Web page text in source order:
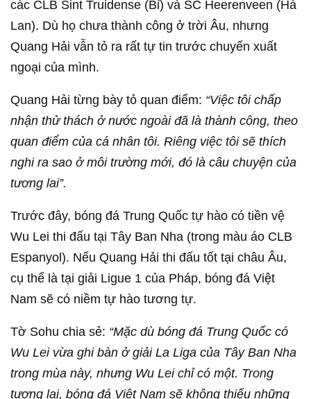
các CLB Sint Truidense (Bỉ) và SC Heerenveen (Hà
Lan). Dù họ chưa thành công ở trời Âu, nhưng
Quang Hải vẫn tỏ ra rất tự tin trước chuyến xuất
ngoại của mình.
Quang Hải từng bày tỏ quan điểm: “Việc tôi chấp
nhận thử thách ở nước ngoài đã là thành công, theo
quan điểm của cá nhân tôi. Riêng việc tôi sẽ thích
nghi ra sao ở môi trường mới, đó là câu chuyện của
tương lai”.
Trước đây, bóng đá Trung Quốc tự hào có tiền vệ
Wu Lei thi đấu tại Tây Ban Nha (trong màu áo CLB
Espanyol). Nếu Quang Hải thi đấu tốt tại châu Âu,
cụ thể là tại giải Ligue 1 của Pháp, bóng đá Việt
Nam sẽ có niềm tự hào tương tự.
Tờ Sohu chia sẻ: “Mặc dù bóng đá Trung Quốc có
Wu Lei vừa ghi bàn ở giải La Liga của Tây Ban Nha
trong mùa này, nhưng Wu Lei chỉ có một. Trong
tương lai, bóng đá Việt Nam sẽ không thiếu những